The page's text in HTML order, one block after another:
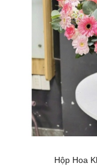
Hộp Hoa